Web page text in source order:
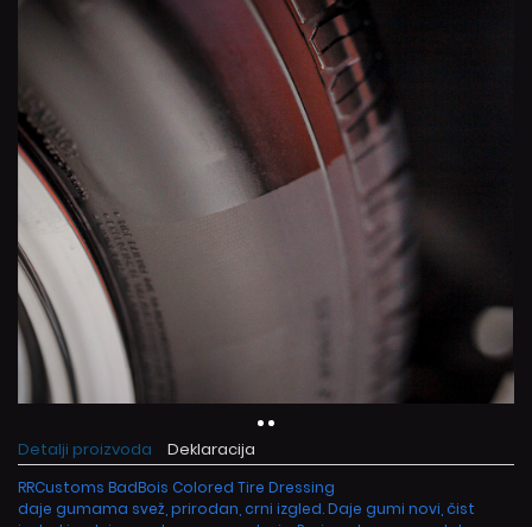
Detalji proizvoda Deklaracija
RRCustoms BadBois Colored Tire Dressing
daje gumama svež, prirodan, crni izgled. Daje gumi novi, čist